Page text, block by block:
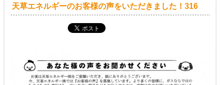
天草エネルギーのお客様の声をいただきました！316